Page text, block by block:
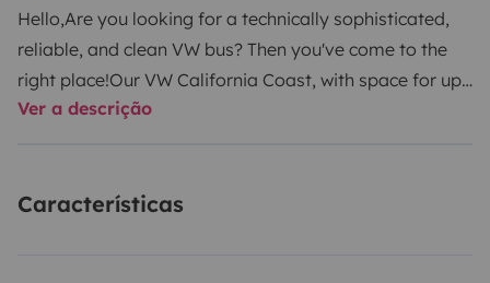
Hello,Are you looking for a technically sophisticated,
reliable, and clean VW bus? Then you've come to the
right place!Our VW California Coast, with space for up
to four people, is equipped with everything you need
refrigerator, stove, water tank, and sink, it features
Ver a descrição
Características